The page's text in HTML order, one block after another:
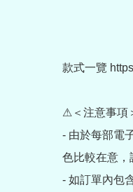
款式一覽
⚠＜注意事項
- 由於每部電
色比較在意，
- 如訂單內包